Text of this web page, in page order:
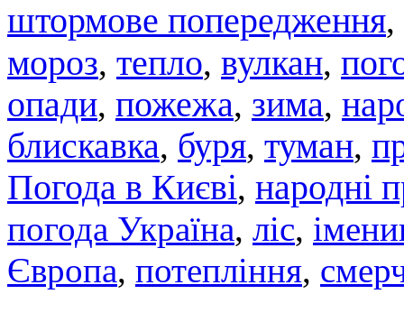
штормове попередження,
мороз, тепло, вулкан,
опади, пожежа, зима,
блискавка, буря, туман,
Погода в Києві, народні
погода Україна, ліс,
Європа, потепління,